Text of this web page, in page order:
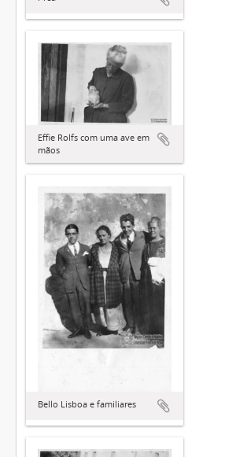
Effie Rolfs com uma ave em
mãos
Bello Lisboa e familiares